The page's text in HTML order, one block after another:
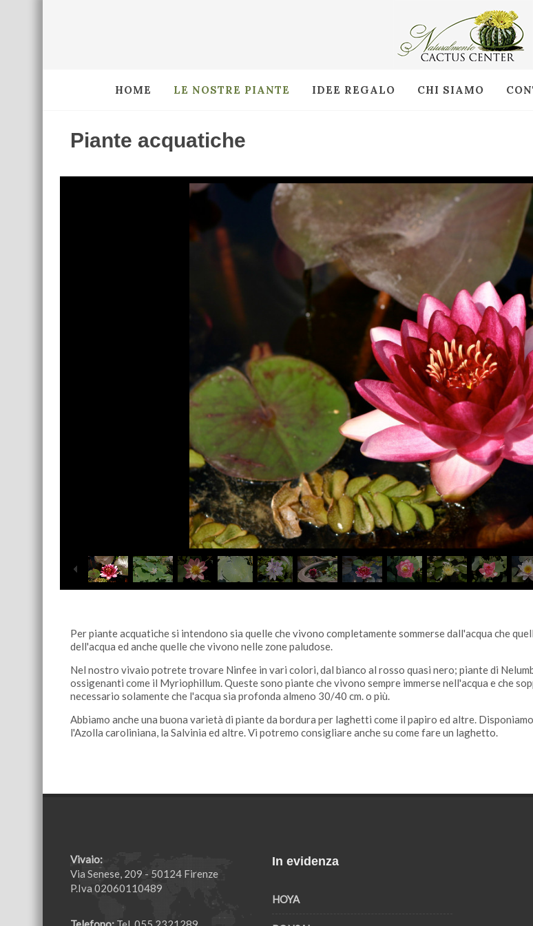
HOME LE NOSTRE PIANTE IDEE REGALO CHI SIAMO
Piante acquatiche
Per piante acquatiche si intendono sia quelle che vivono completamente sommerse dall'acqua che
dell'acqua ed anche quelle che vivono nelle zone paludose.
Nel nostro vivaio potrete trovare Ninfee in vari colori, dal bianco al rosso quasi nero; piante di
ossigenanti come il Myriophillum. Queste sono piante che vivono sempre immerse nell'acqua e che
necessario solamente che l'acqua sia profonda almeno 30/40 cm. o più.
Abbiamo anche una buona varietà di piante da bordura per laghetti come il papiro ed altre.
l'Azolla caroliniana, la Salvinia ed altre. Vi potremo consigliare anche su come fare un laghetto.
Vivaio:
Via Senese, 209 - 50124 Firenze
P.Iva 02060110489
In evidenza
HOYA